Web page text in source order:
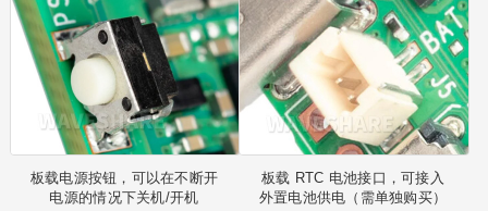
板载电源按钮，可以在不断开
电源的情况下关机/开机
板载 RTC 电池接口，可接入
外置电池供电（需单独购买）